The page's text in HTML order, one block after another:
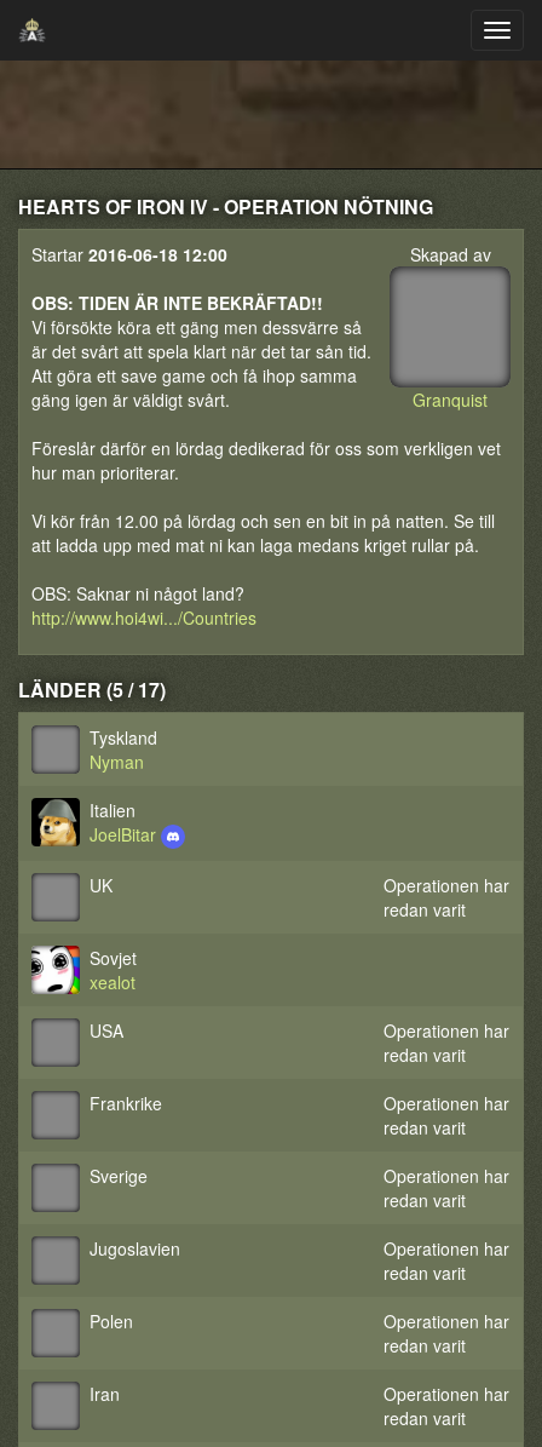
HEARTS OF IRON IV - OPERATION NÖTNING
Skapad av
Granquist
Startar 2016-06-18 12:00
OBS: TIDEN ÄR INTE BEKRÄFTAD!!
Vi försökte köra ett gäng men dessvärre så
är det svårt att spela klart när det tar sån tid.
Att göra ett save game och få ihop samma
gäng igen är väldigt svårt.
Föreslår därför en lördag dedikerad för oss som verkligen vet
hur man prioriterar.
Vi kör från 12.00 på lördag och sen en bit in på natten. Se till
att ladda upp med mat ni kan laga medans kriget rullar på.
OBS: Saknar ni något land?
http://www.hoi4wi.../Countries
LÄNDER (5 / 17)
Tyskland
Nyman
Italien
JoelBitar
UK
Operationen har
redan varit
Sovjet
xealot
USA
Operationen har
redan varit
Frankrike
Operationen har
redan varit
Sverige
Operationen har
redan varit
Jugoslavien
Operationen har
redan varit
Polen
Operationen har
redan varit
Iran
Operationen har
redan varit